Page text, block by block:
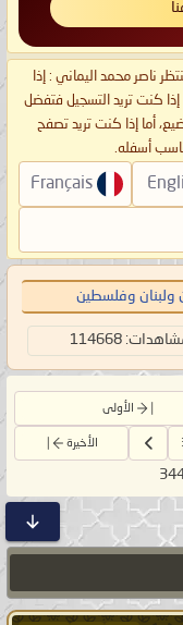
ناصر محمد اليماني : إذا
إذا كنت تريد التسجيل فتفضل
أما إذا كنت تريد تصفح
أسفله.
Français
ولبنان وفلسطين
114668
الأولى
الأخيرة